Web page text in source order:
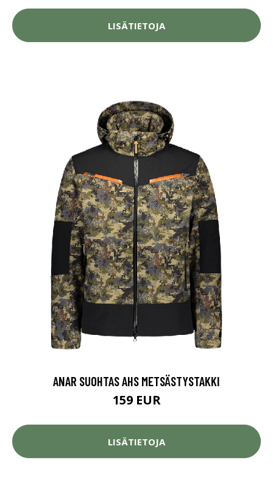
LISÄTIETOJA
ANAR SUOHTAS AHS METSÄSTYSTAKKI
159 EUR
LISÄTIETOJA